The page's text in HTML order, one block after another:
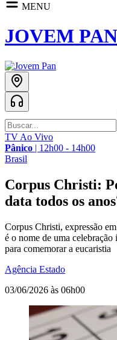
MENU
JOVEM PAN
TV Ao Vivo
Pânico | 12h00 - 14h00
Brasil
Corpus Christi:
data todos os
Corpus Christi, expressão
é o nome de uma
para comemorar a eucaristia
Agência Estado
03/06/2026 às 06h00